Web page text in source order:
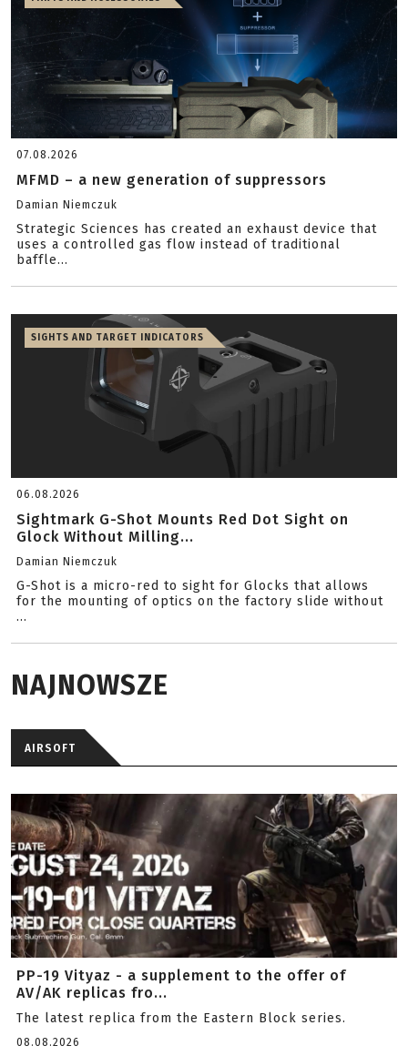
07.08.2026
MFMD – a new generation of suppressors
Damian Niemczuk
Strategic Sciences has created an exhaust device that
uses a controlled gas flow instead of traditional
baffle...
SIGHTS AND TARGET INDICATORS
06.08.2026
Sightmark G-Shot Mounts Red Dot Sight on
Glock Without Milling...
Damian Niemczuk
G-Shot is a micro-red to sight for Glocks that allows
for the mounting of optics on the factory slide without
...
NAJNOWSZE
AIRSOFT
PP-19 Vityaz - a supplement to the offer of
AV/AK replicas fro...
The latest replica from the Eastern Block series.
08.08.2026